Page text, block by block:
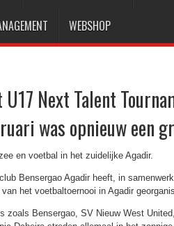
WEBSHOP
U17 Next Talent
was opnieuw een
en voetbal in het zuidelijke Agadir.
Bensergao Agadir heeft, in
het voetbaltoernooi in Agadir
zoals Bensergao, SV Nieuw West